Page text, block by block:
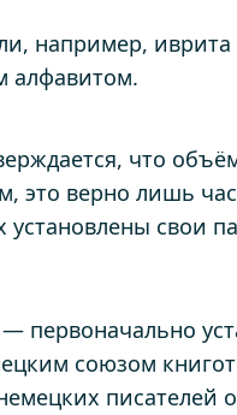
например, иврита
алфавитом.
что
это верно лишь
установлены свои
— первоначально
союзом
писателей